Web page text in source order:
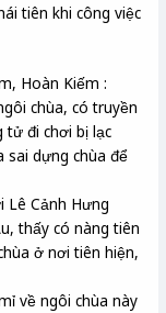
tiên khi công việc
Hoàn Kiếm :
chùa, có truyền
tử đi chơi bị lạc
sai dựng chùa để
Lê Cảnh Hưng
thấy có nàng tiên
ở nơi tiên hiện,
về ngôi chùa này